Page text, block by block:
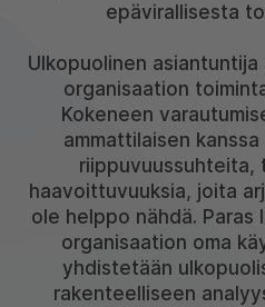
epävirallisesta
Ulkopuolinen
organisaation
Kokeneen
ammattilaisen
riippuvuussuhteita,
haavoittuvuuksia, joita
ole helppo nähdä.
organisaation oma
yhdistetään
rakenteelliseen